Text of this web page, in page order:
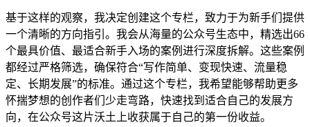
基于这样的观察，我决定创建这个专栏，致力于为新手们提供
一个清晰的方向指引。我会从海量的公众号生态中，精选出66
个最具价值、最适合新手入场的案例进行深度拆解。这些案例
都经过严格筛选，确保符合“写作简单、变现快速、流量稳
定、长期发展”的标准。通过这个专栏，我希望能够帮助更多
怀揣梦想的创作者们少走弯路，快速找到适合自己的发展方
向，在公众号这片沃土上收获属于自己的第一份收益。